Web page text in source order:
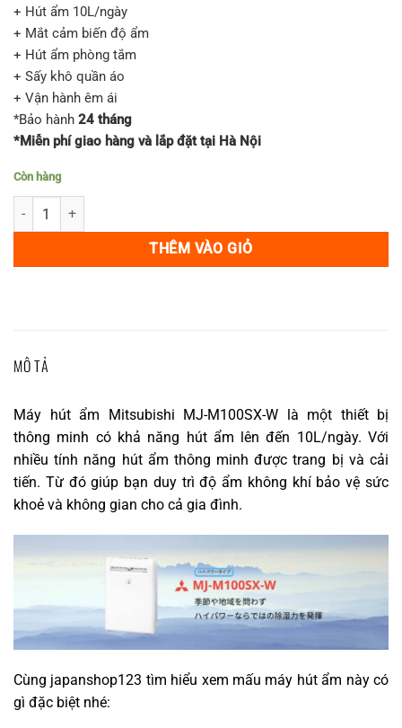
+ Hút ẩm 10L/ngày
+ Mắt cảm biến độ ẩm
+ Hút ẩm phòng tắm
+ Sấy khô quần áo
+ Vận hành êm ái
*Bảo hành 24 tháng
*Miễn phí giao hàng và lắp đặt tại Hà Nội
Còn hàng
Máy hút ẩm Mitsubishi MJ-M100SX-W 10L/ngày Nhật nội địa số
THÊM VÀO GIỎ
MÔ TẢ
Máy hút ẩm Mitsubishi MJ-M100SX-W là một thiết bị
thông minh có khả năng hút ẩm lên đến 10L/ngày. Với
nhiều tính năng hút ẩm thông minh được trang bị và cải
tiến. Từ đó giúp bạn duy trì độ ẩm không khí bảo vệ sức
khoẻ và không gian cho cả gia đình.
Cùng japanshop123 tìm hiểu xem mấu máy hút ẩm này có
gì đặc biệt nhé: